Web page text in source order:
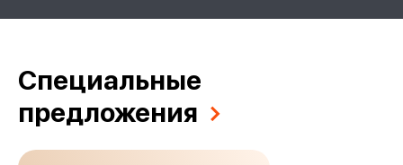
Специальные
предложения